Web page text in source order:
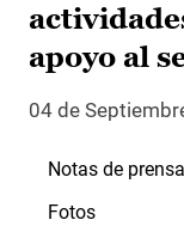
apoyo al
04 de
Notas de prensa
Fotos